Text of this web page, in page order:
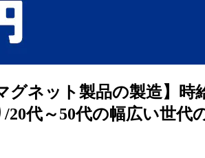
グネット製品の製造】
代～50代の幅広い世代